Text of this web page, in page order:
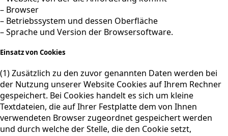
– Browser
– Betriebssystem und dessen Oberfläche
– Sprache und Version der Browsersoftware.
Einsatz von Cookies
(1) Zusätzlich zu den zuvor genannten Daten werden bei
der Nutzung unserer Website Cookies auf Ihrem Rechner
gespeichert. Bei Cookies handelt es sich um kleine
Textdateien, die auf Ihrer Festplatte dem von Ihnen
verwendeten Browser zugeordnet gespeichert werden
und durch welche der Stelle, die den Cookie setzt,